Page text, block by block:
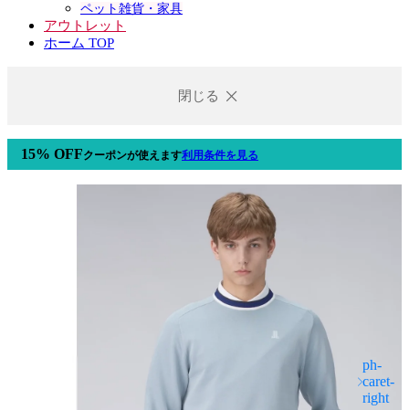
ペット雑貨・家具
アウトレット
ホーム TOP
閉じる
15% OFFクーポンが使えます利用条件を見る